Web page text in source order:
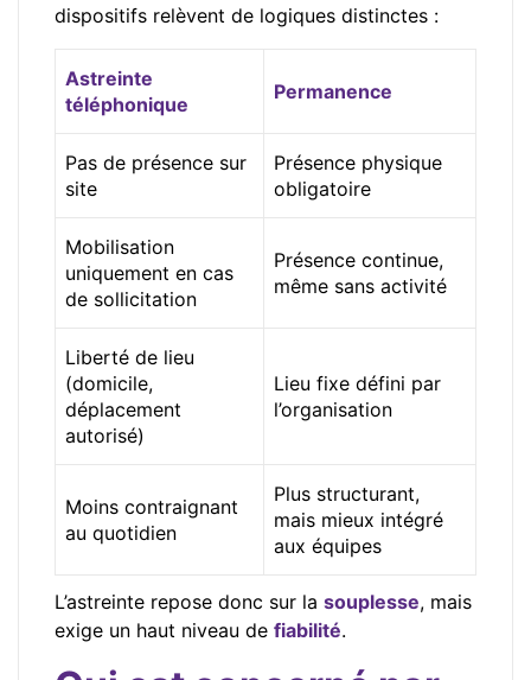
dispositifs relèvent de logiques distinctes :
Astreinte
téléphonique
Permanence
Pas de présence sur
site
Présence physique
obligatoire
Mobilisation
uniquement en cas
de sollicitation
Présence continue,
même sans activité
Liberté de lieu
(domicile,
déplacement
autorisé)
Lieu fixe défini par
l’organisation
Moins contraignant
au quotidien
Plus structurant,
mais mieux intégré
aux équipes
L’astreinte repose donc sur la souplesse, mais
exige un haut niveau de fiabilité.